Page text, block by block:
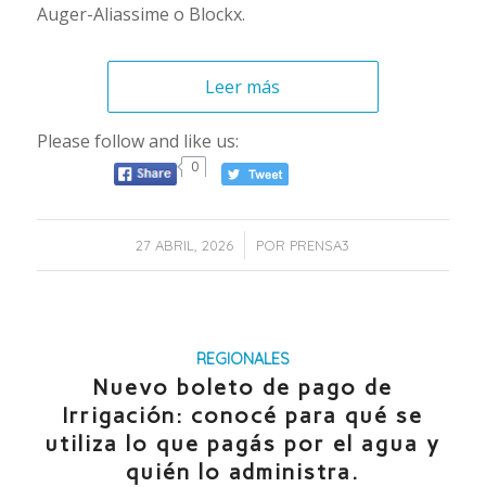
Auger-Aliassime o Blockx.
Leer más
Please follow and like us:
0
27 ABRIL, 2026
/ POR PRENSA3
REGIONALES
Nuevo boleto de pago de
Irrigación: conocé para qué se
utiliza lo que pagás por el agua y
quién lo administra.